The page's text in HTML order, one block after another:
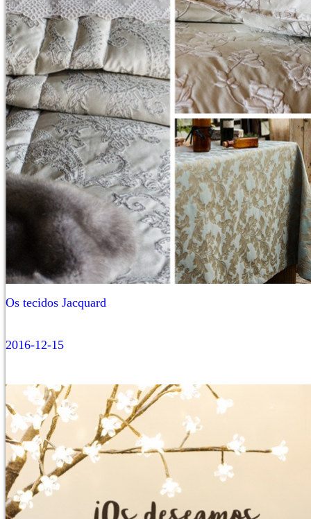
Os tecidos Jacquard
2016-12-15